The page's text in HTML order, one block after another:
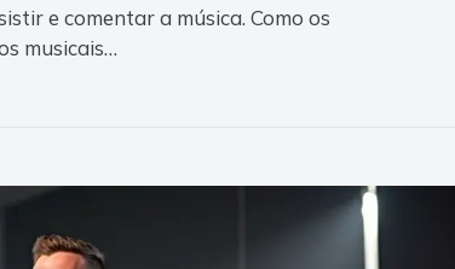
e comentar a música. Como os
musicais…